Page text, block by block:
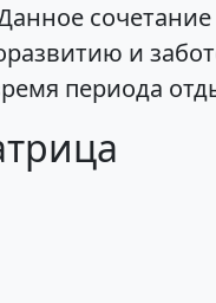
сочетание
и
периода